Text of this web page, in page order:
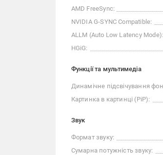
AMD FreeSync:
NVIDIA G-SYNC Compatible:
ALLM (Auto Low Latency Mode):
HGiG:
Функції та мультимедіа
Динамічне підсвічування
Картинка в картинці (PiP):
Звук
Формат звуку:
Сумарна потужність звуку: